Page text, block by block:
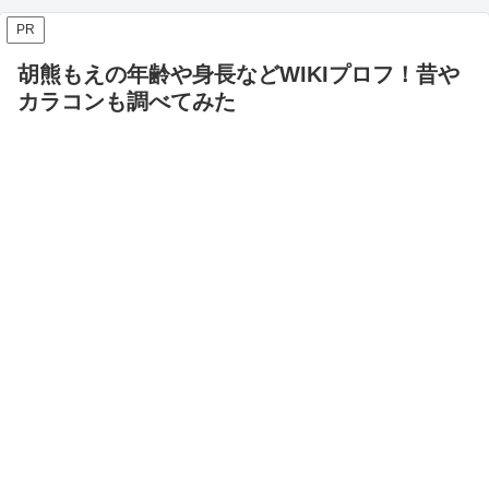
PR
胡熊もえの年齢や身長などWIKIプロフ！昔や
カラコンも調べてみた